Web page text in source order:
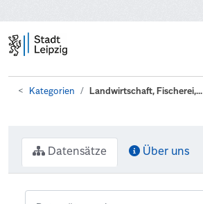
Kategorien Landwirtschaft, Fischerei,...
Datensätze Über uns